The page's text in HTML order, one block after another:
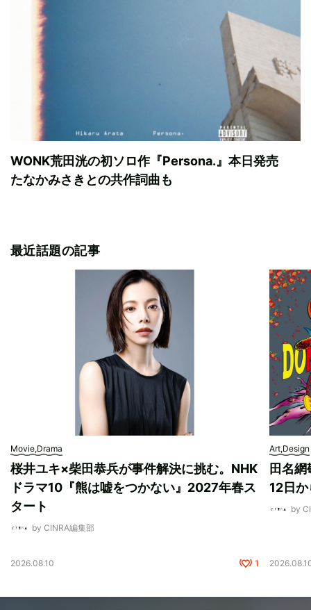
WONK荒田洸の初ソロ作『Persona.』本日発売
たなかみさきとの共作詞曲も
最近話題の記事
Movie,Drama
桜井ユキ×柴田恭兵が事件解決に挑む。NHK
ドラマ10『熊は嘘をつかない』2027年春ス
タート
by CINRA編集部
2026.08.10 1
Art,Design
田名
12日
by